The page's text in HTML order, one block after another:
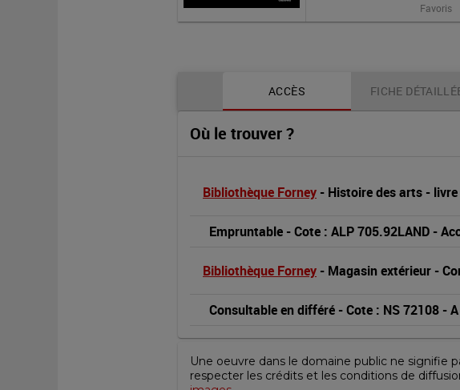
Favoris
Contenu de la noticeACCÈS FICHE
Où le trouver ?
Bibliothèque Forney - Histoire des arts -
Empruntable - Cote : ALP 705.92LAND -
Bibliothèque Forney - Magasin extérieur -
Consultable en différé - Cote : NS 72108 -
Une oeuvre dans le domaine public ne signifie
respecter les crédits et les conditions de